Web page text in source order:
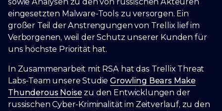
eingesetzten Malware-Tools zu versorgen. Ein
großer Teil der Anstrengungen von Trellix lief im
Verborgenen, weil der Schutz unserer Kunden für
uns höchste Priorität hat.
In Zusammenarbeit mit RSA hat das Trellix Threat
Labs-Team unsere StudieGrowling Bears Make
Thunderous Noisezu den Entwicklungen der
russischen Cyber-Kriminalität im Zeitverlauf, zu den